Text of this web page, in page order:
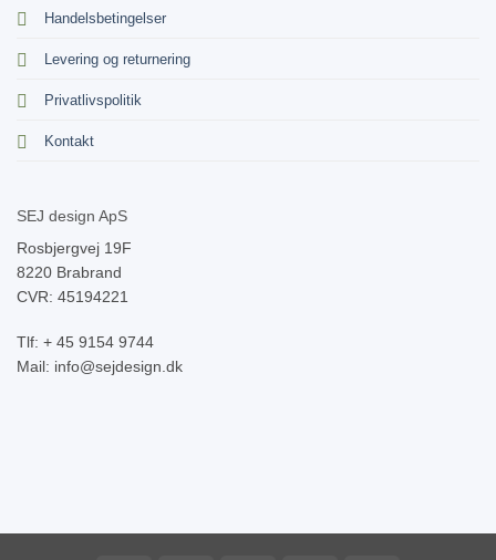
Handelsbetingelser
Levering og returnering
Privatlivspolitik
Kontakt
SEJ design ApS
Rosbjergvej 19F
8220 Brabrand
CVR: 45194221
Tlf: + 45 9154 9744
Mail: info@sejdesign.dk